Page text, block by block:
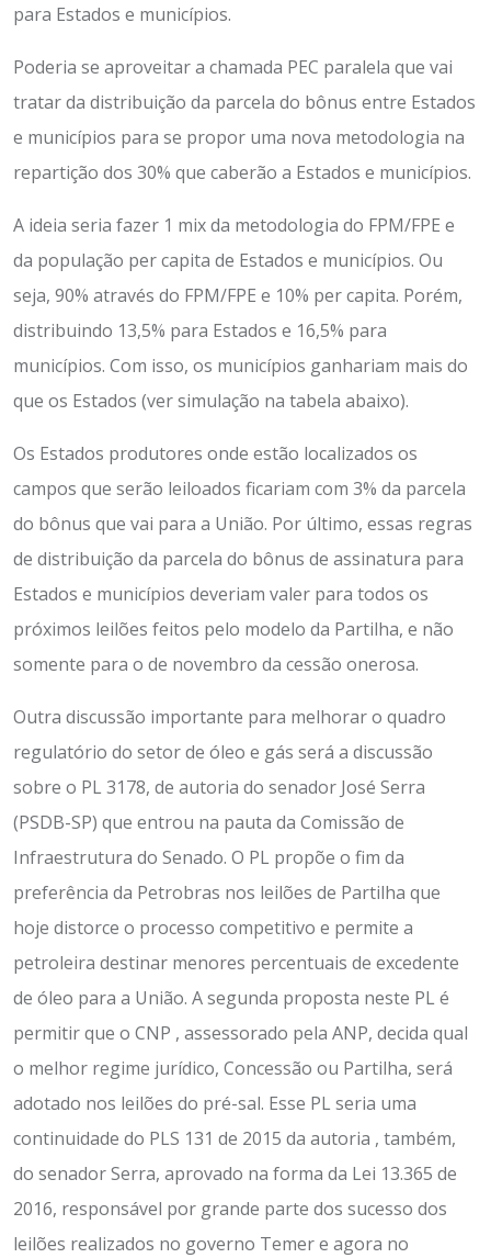
para Estados e municípios.
Poderia se aproveitar a chamada PEC paralela que vai
tratar da distribuição da parcela do bônus entre Estados
e municípios para se propor uma nova metodologia na
repartição dos 30% que caberão a Estados e municípios.
A ideia seria fazer 1 mix da metodologia do FPM/FPE e
da população per capita de Estados e municípios. Ou
seja, 90% através do FPM/FPE e 10% per capita. Porém,
distribuindo 13,5% para Estados e 16,5% para
municípios. Com isso, os municípios ganhariam mais do
que os Estados (ver simulação na tabela abaixo).
Os Estados produtores onde estão localizados os
campos que serão leiloados ficariam com 3% da parcela
do bônus que vai para a União. Por último, essas regras
de distribuição da parcela do bônus de assinatura para
Estados e municípios deveriam valer para todos os
próximos leilões feitos pelo modelo da Partilha, e não
somente para o de novembro da cessão onerosa.
Outra discussão importante para melhorar o quadro
regulatório do setor de óleo e gás será a discussão
sobre o PL 3178, de autoria do senador José Serra
(PSDB-SP) que entrou na pauta da Comissão de
Infraestrutura do Senado. O PL propõe o fim da
preferência da Petrobras nos leilões de Partilha que
hoje distorce o processo competitivo e permite a
petroleira destinar menores percentuais de excedente
de óleo para a União. A segunda proposta neste PL é
permitir que o CNP , assessorado pela ANP, decida qual
o melhor regime jurídico, Concessão ou Partilha, será
adotado nos leilões do pré-sal. Esse PL seria uma
continuidade do PLS 131 de 2015 da autoria , também,
do senador Serra, aprovado na forma da Lei 13.365 de
2016, responsável por grande parte dos sucesso dos
leilões realizados no governo Temer e agora no